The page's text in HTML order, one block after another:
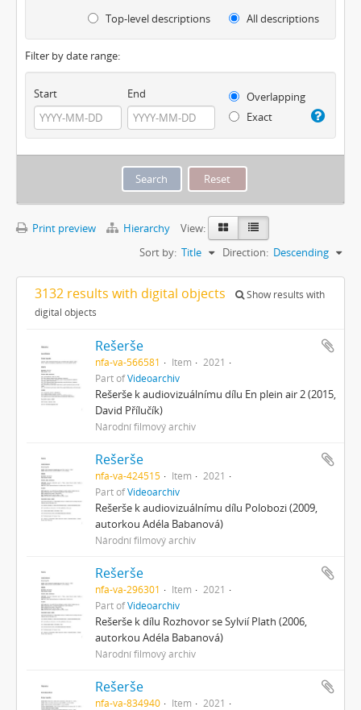
Top-level descriptions All descriptions
Filter by date range:
Start End
Overlapping
Exact
Print preview Hierarchy
View:
Sort by: Title Direction: Descending
3132 results with digital objects
Show results with
digital objects
Rešerše
nfa-va-566581 Item
2021
Part ofVideoarchiv
Rešerše k audiovizuálnímu dílu En plein air 2 (2015,
David Přílučík)
Národní filmový archiv
Rešerše
nfa-va-424515 Item
2021
Part ofVideoarchiv
Rešerše k audiovizuálnímu dílu Polobozi (2009,
autorkou Adéla Babanová)
Národní filmový archiv
Rešerše
nfa-va-296301 Item
2021
Part ofVideoarchiv
Rešerše k dílu Rozhovor se Sylvií Plath (2006,
autorkou Adéla Babanová)
Národní filmový archiv
Rešerše
nfa-va-834940 Item
2021